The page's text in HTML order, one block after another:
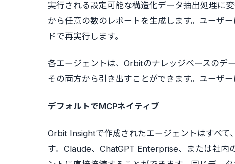
実行される設定可能な構造化データ抽出処理に
から任意の数のレポートを生成します。ユーザ
ドで再実行します。
各エージェントは、Orbitのナレッジベースのデ
その両方から引き出すことができます。ユーザ
デフォルトでMCPネイティブ
Orbit Insightで作成されたエージェントはすべて
す。Claude、ChatGPT Enterprise、または社内